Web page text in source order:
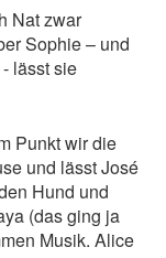
Nat zwar
Sophie – und
lässt sie
Punkt wir die
und lässt José
Hund und
(das ging ja
Musik. Alice